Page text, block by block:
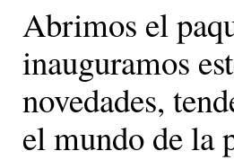
Abrimos el
inauguramos
novedades,
el mundo de la